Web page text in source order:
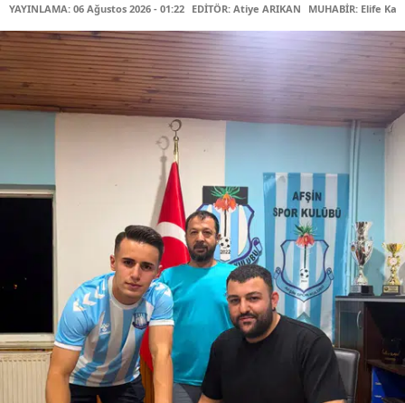
YAYINLAMA: 06 Ağustos 2026 - 01:22 EDİTÖR: Atiye ARIKAN MUHABİR: Elife